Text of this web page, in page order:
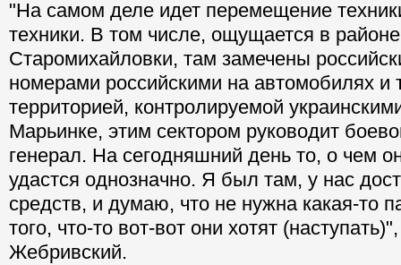
"На самом деле идет перемещение
техники. В том числе, ощущается в районе
Старомихайловки, там замечены
номерами российскими на автомобилях и
территорией, контролируемой
Марьинке, этим сектором руководит
генерал. На сегодняшний день то, о чем
удастся однозначно. Я был там, у нас
средств, и думаю, что не нужна какая-то
того, что-то вот-вот они хотят
Жебривский.